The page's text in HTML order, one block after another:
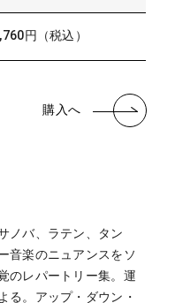
円（税込）
購入へ
ノバ、ラテン、タン
音楽のニュアンスをソ
のレパートリー集。運
る。アップ・ダウン・